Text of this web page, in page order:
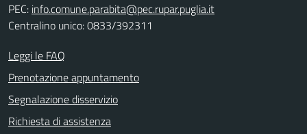
PEC: info.comune.parabita@pec.rupar.puglia.it
Centralino unico: 0833/392311
Leggi le FAQ
Prenotazione appuntamento
Segnalazione disservizio
Richiesta di assistenza